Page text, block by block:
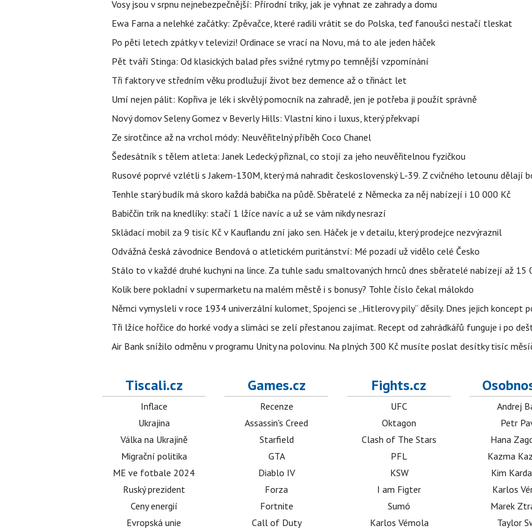
Vosy jsou v srpnu nejnebezpečnější: Přírodní triky, jak je vyhnat ze zahrady a domu
Ewa Farna a nelehké začátky: Zpěvačce, které radili vrátit se do Polska, teď fanoušci nestačí tleskat
Po pěti letech zpátky v televizi! Ordinace se vrací na Novu, má to ale jeden háček
Pět tváří Stinga: Od klasických balad přes svižné rytmy po temnější vzpomínání
Tři faktory ve středním věku prodlužují život bez demence až o třináct let
Umí nejen pálit: Kopřiva je lék i skvělý pomocník na zahradě, jen je potřeba ji použít správně
Nový domov Seleny Gomez v Beverly Hills: Vlastní kino i luxus, který překvapí
Ze sirotčince až na vrchol módy: Neuvěřitelný příběh Coco Chanel
Šedesátník s tělem atleta: Janek Ledecký přiznal, co stojí za jeho neuvěřitelnou fyzičkou
Rusové poprvé vzlétli s Jakem-130M, který má nahradit československý L-39. Z cvičného letounu dělají
Tenhle starý budík má skoro každá babička na půdě. Sběratelé z Německa za něj nabízejí i 10 000 Kč
Babiččin trik na knedlíky: stačí 1 lžíce navíc a už se vám nikdy nesrazí
Skládací mobil za 9 tisíc Kč v Kauflandu zní jako sen. Háček je v detailu, který prodejce nezvýraznil
Odvážná česká závodnice Bendová o atletickém puritánství: Mé pozadí už vidělo celé Česko
Stálo to v každé druhé kuchyni na lince. Za tuhle sadu smaltovaných hrnců dnes sběratelé nabízejí až 15
Kolik bere pokladní v supermarketu na malém městě i s bonusy? Tohle číslo čekal málokdo
Němci vymysleli v roce 1934 univerzální kulomet, Spojenci se „Hitlerovy pily“ děsily. Dnes jejich koncept
Tři lžíce hořčice do horké vody a slimáci se zelí přestanou zajímat. Recept od zahrádkářů funguje i po
Air Bank snížilo odměnu v programu Unity na polovinu. Na plných 300 Kč musíte poslat desítky tisíc
Tiscali.cz
Inflace
Ukrajina
Válka na Ukrajině
Migrační politika
ME ve fotbale 2024
Ruský prezident
Ceny energií
Evropská unie
Games.cz
Recenze
Assassin's Creed
Starfield
GTA
Diablo IV
Forza
Fortnite
Call of Duty
Fights.cz
UFC
Oktagon
Clash of The Stars
PFL
KSW
I am Figter
Sumó
Karlos Vémola
Andrej
Petr
Hana
Kazma
Kim
Karlos
Marek
Taylor